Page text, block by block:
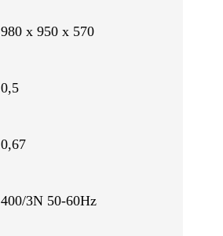
980 x 950 x 570
0,5
0,67
400/3N 50-60Hz